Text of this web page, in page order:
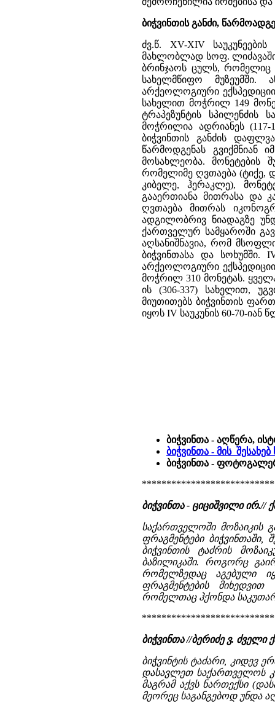
ბიჭვინთის განძი,
ძვ.წ. XV-XIV
მახლობლად სოფ.
ბრინჯაოს ცულს, რომელიც
სახელმწიფო მუზეუმში.
არქეოლოგიური
სახელით მოჭრილ 149
ტრაპეზუნტის სპილენძის
მოჭრილია ადრიანეს (117-
ბიჭვინთის განძის
წარმოდგენას გვიქმნიან
მოსახლეობა. მონეტების
რომელიმე ღვთაება (ტიქე,
კიბელე, ჰერაკლე),
გააერთიანა მითრასა და
ღვთაება მითრას
ადგილობრივ ნიადაგზე
ქართველურ სამყაროში
აღსანიშნავია, რომ
ბიჭვინთასა და სოხუმში.
არქეოლოგიური
მოჭრილ 310 მონეტას.
ის (306-337) სახელით,
მიუთითებს ბიჭვინთის
იყოს IV საუკუნის 60-70-იან
ბიჭვინთა - აღწერა,
ბიჭვინთა - მის
ბიჭვინთა -
ბიჭვინთა - ციციშვილი ირ.//
საქართველოში მოზაიკის
ფრაგმენტები ბიჭვინთაში,
ბიჭვინთის ტაძრის
ბაზილიკაში. როგორც
რომელზედაც აგებული
ფრაგმენტების
რომელთაც ჰქონდა
ბიჭვინთა //ბერიძე ვ.
ბიჭვინტის ტაძარი, კიდევ
დასავლეთ საქართველოს
მაგრამ აქვს ნართექსი
მეორეც საგანგებოდ უნდა